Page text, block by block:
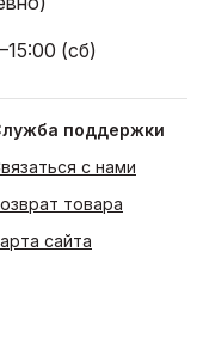
(сб)
поддержки
с нами
товара
сайта